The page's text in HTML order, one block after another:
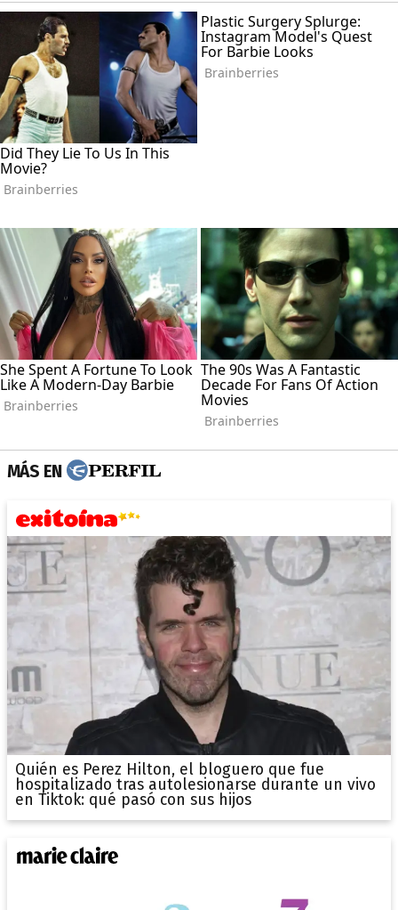
MÁS EN
Quién es Perez Hilton, el bloguero que fue
hospitalizado tras autolesionarse durante un vivo
en Tiktok: qué pasó con sus hijos